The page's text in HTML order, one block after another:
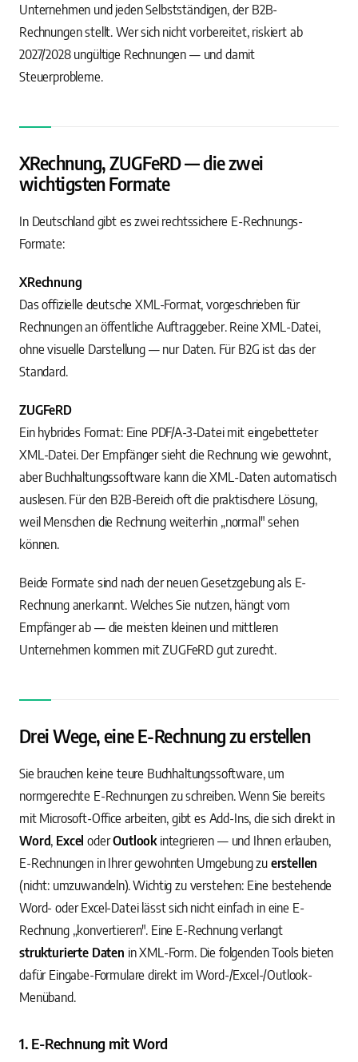
Unternehmen und jeden Selbstständigen, der B2B-
Rechnungen stellt. Wer sich nicht vorbereitet, riskiert ab
2027/2028 ungültige Rechnungen — und damit
Steuerprobleme.
XRechnung, ZUGFeRD — die zwei
wichtigsten Formate
In Deutschland gibt es zwei rechtssichere E-Rechnungs-
Formate:
XRechnung
Das offizielle deutsche XML-Format, vorgeschrieben für
Rechnungen an öffentliche Auftraggeber. Reine XML-Datei,
ohne visuelle Darstellung — nur Daten. Für B2G ist das der
Standard.
ZUGFeRD
Ein hybrides Format: Eine PDF/A-3-Datei mit eingebetteter
XML-Datei. Der Empfänger sieht die Rechnung wie gewohnt,
aber Buchhaltungssoftware kann die XML-Daten automatisch
auslesen. Für den B2B-Bereich oft die praktischere Lösung,
weil Menschen die Rechnung weiterhin „normal" sehen
können.
Beide Formate sind nach der neuen Gesetzgebung als E-
Rechnung anerkannt. Welches Sie nutzen, hängt vom
Empfänger ab — die meisten kleinen und mittleren
Unternehmen kommen mit ZUGFeRD gut zurecht.
Drei Wege, eine E-Rechnung zu erstellen
Sie brauchen keine teure Buchhaltungssoftware, um
normgerechte E-Rechnungen zu schreiben. Wenn Sie bereits
mit Microsoft-Office arbeiten, gibt es Add-Ins, die sich direkt in
Word, Excel oderOutlookintegrieren — und Ihnen erlauben,
E-Rechnungen in Ihrer gewohnten Umgebung zu erstellen
(nicht: umzuwandeln). Wichtig zu verstehen: Eine bestehende
Word- oder Excel-Datei lässt sich nicht einfach in eine E-
Rechnung „konvertieren". Eine E-Rechnung verlangt
strukturierte Daten in XML-Form. Die folgenden Tools bieten
dafür Eingabe-Formulare direkt im Word-/Excel-/Outlook-
Menüband.
1. E-Rechnung mit Word